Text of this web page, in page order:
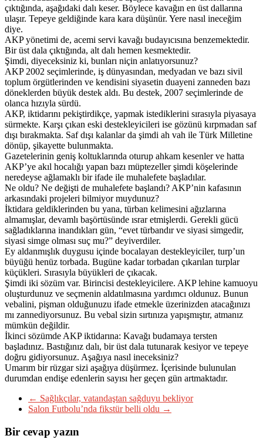
çıktığında, aşağıdaki dalı keser. Böylece kavağın en üst dallarına
ulaşır. Tepeye geldiğinde kara kara düşünür. Yere nasıl ineceğim
diye.
AKP yönetimi de, acemi servi kavağı budayıcısına benzemektedir.
Bir üst dala çıktığında, alt dalı hemen kesmektedir.
Şimdi, diyeceksiniz ki, bunları niçin anlatıyorsunuz?
AKP 2002 seçimlerinde, iş dünyasından, medyadan ve bazı sivil
toplum örgütlerinden ve kendisini siyasetin duayeni zanneden bazı
döneklerden büyük destek aldı. Bu destek, 2007 seçimlerinde de
olanca hızıyla sürdü.
AKP, iktidarını pekiştirdikçe, yapmak istediklerini sırasıyla piyasaya
sürmekte. Karşı çıkan eski destekleyicileri ise gözünü kırpmadan saf
dışı bırakmakta. Saf dışı kalanlar da şimdi ah vah ile Türk Milletine
dönüp, şikayette bulunmakta.
Gazetelerinin geniş koltuklarında oturup ahkam kesenler ve hatta
AKP’ye akıl hocalığı yapan bazı müptezeller şimdi köşelerinde
neredeyse ağlamaklı bir ifade ile muhalefete başladılar.
Ne oldu? Ne değişti de muhalefete başlandı? AKP’nin kafasının
arkasındaki projeleri bilmiyor muydunuz?
İktidara geldiklerinden bu yana, türban kelimesini ağızlarına
almamışlar, devamlı başörtüsünde ısrar etmişlerdi. Gerekli gücü
sağladıklarına inandıkları gün, “evet türbandır ve siyasi simgedir,
siyasi simge olması suç mu?” deyiverdiler.
Ey aldanmışlık duygusu içinde bocalayan destekleyiciler, turp’un
büyüğü henüz torbada. Bugüne kadar torbadan çıkarılan turplar
küçükleri. Sırasıyla büyükleri de çıkacak.
Şimdi iki sözüm var. Birincisi destekleyicilere. AKP lehine kamuoyu
oluşturdunuz ve seçmenin aldatılmasına yardımcı oldunuz. Bunun
vebalini, pişman olduğunuzu ifade etmekle üzerinizden atacağınızı
mı zannediyorsunuz. Bu vebal sizin sırtınıza yapışmıştır, atmanız
mümkün değildir.
İkinci sözümde AKP iktidarına: Kavağı budamaya tersten
başladınız. Bastığınız dalı, bir üst dala tutunarak kesiyor ve tepeye
doğru gidiyorsunuz. Aşağıya nasıl ineceksiniz?
Umarım bir rüzgar sizi aşağıya düşürmez. İçerisinde bulunulan
durumdan endişe edenlerin sayısı her geçen gün artmaktadır.
← Sağlıkçılar, vatandaştan sağduyu bekliyor
Salon Futbolu’nda fikstür belli oldu →
Bir cevap yazın